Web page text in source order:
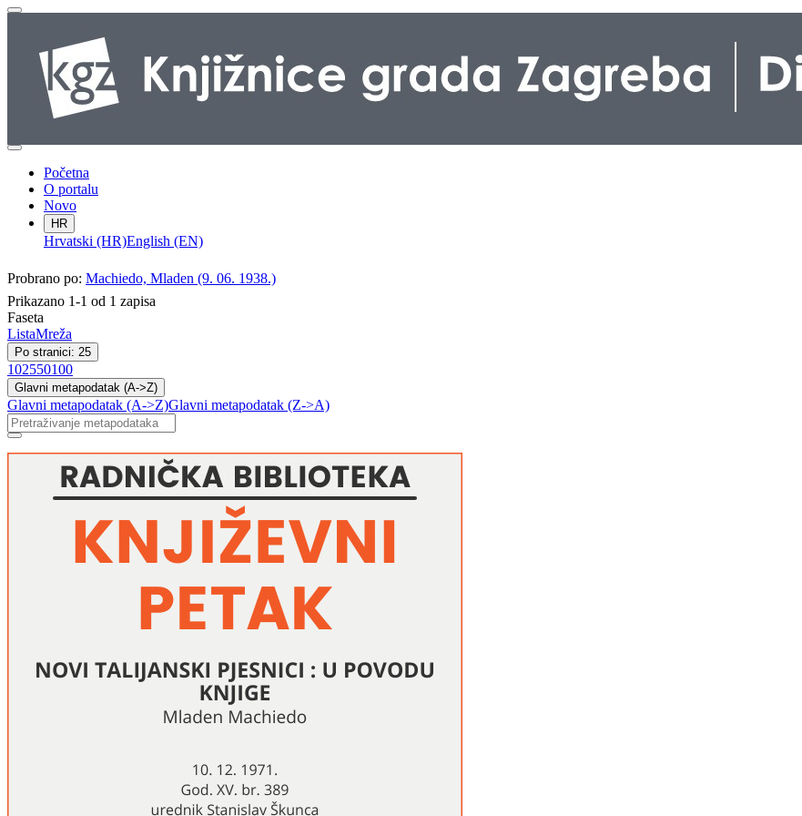
Početna
O portalu
Novo
HR
Hrvatski (HR)English (EN)
Probrano po: Machiedo, Mladen (9. 06. 1938.)
Prikazano 1-1 od 1 zapisa
Faseta
ListaMreža
Po stranici: 25
102550100
Glavni metapodatak (A->Z)
Glavni metapodatak (A->Z)Glavni metapodatak (Z->A)